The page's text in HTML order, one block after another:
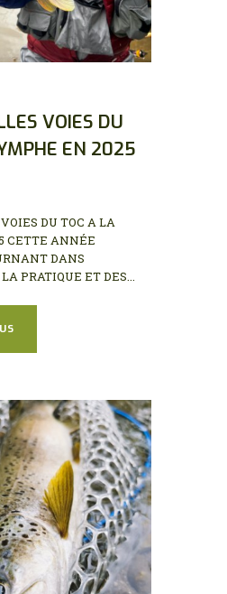
VOIES DU
EN 2025
DU TOC A LA
CETTE ANNÉE
DANS
PRATIQUE ET DES...